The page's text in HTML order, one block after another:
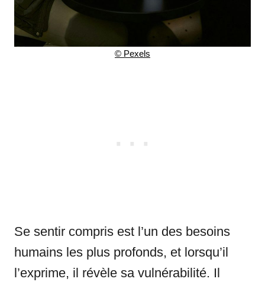
© Pexels
Se sentir compris est l’un des besoins
humains les plus profonds, et lorsqu’il
l’exprime, il révèle sa vulnérabilité. Il